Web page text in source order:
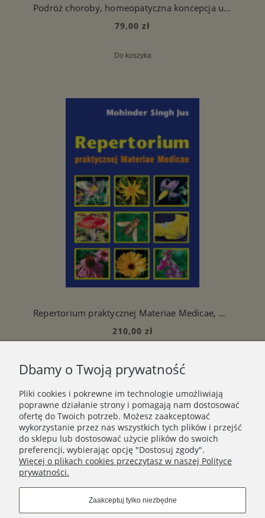
Podróż choroby, homeopatyczna koncepcja uzdrawiania i tłumienia
79,00 zł
Do koszyka
Repertorium praktycznej Materiae Medicae, Mohinder Singh Jus
210,00 zł
SKLEP
Dbamy o Twoją prywatność
Pliki cookies i pokrewne im technologie umożliwiają
poprawne działanie strony i pomagają nam dostosować
ofertę do Twoich potrzeb. Możesz zaakceptować
wykorzystanie przez nas wszystkich tych plików i przejść
do sklepu lub dostosować użycie plików do swoich
preferencji, wybierając opcję "Dostosuj zgody".
Więcej o plikach cookies przeczytasz w naszej Polityce
prywatności.
Zaakceptuj tylko niezbędne